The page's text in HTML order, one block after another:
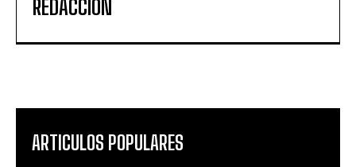
REDACCIÓN
ARTICULOS POPULARES